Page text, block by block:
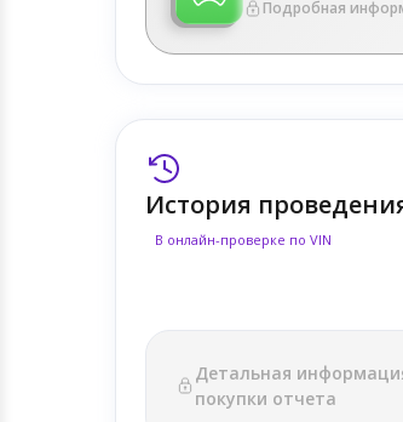
Подробная
История
В онлайн-проверке по VIN
Детальная
покупки отчета